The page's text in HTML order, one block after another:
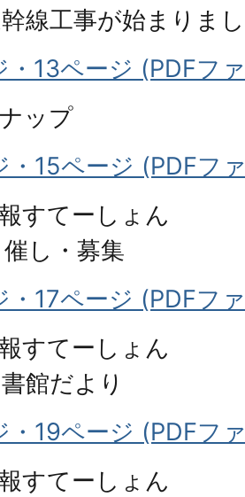
線工事が始まりま
・13ページ (PDFフ
ップ
・15ページ (PDFフ
すてーしょん
し・募集
・17ページ (PDFフ
すてーしょん
館だより
・19ページ (PDFフ
すてーしょん